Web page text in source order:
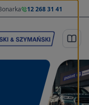
12 268 31 41